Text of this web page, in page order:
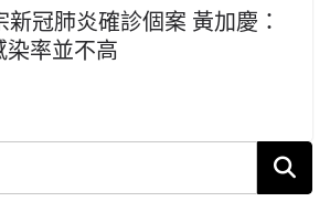
冠肺炎確診個案 黃加慶：
染率並不高